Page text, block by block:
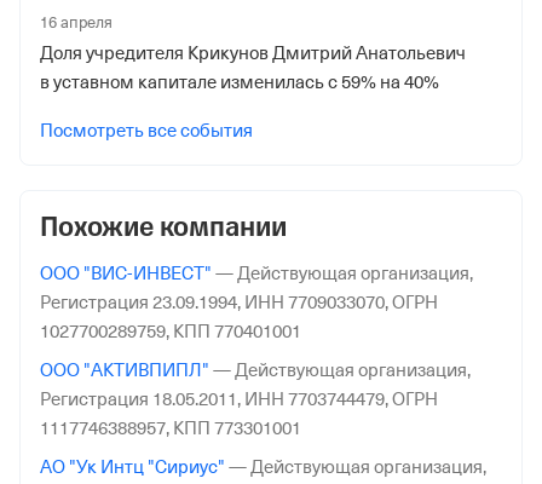
16 апреля
Доля учредителя Крикунов Дмитрий Анатольевич
в уставном капитале изменилась с 59% на 40%
Посмотреть все события
Похожие компании
ООО "ВИС-ИНВЕСТ" — Действующая организация,
Регистрация 23.09.1994, ИНН 7709033070,ОГРН
1027700289759, КПП 770401001
ООО "АКТИВПИПЛ" — Действующая организация,
Регистрация 18.05.2011, ИНН 7703744479,ОГРН
1117746388957, КПП 773301001
АО "Ук Интц "Сириус" — Действующая организация,